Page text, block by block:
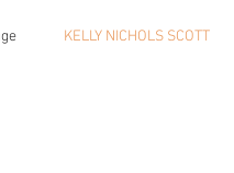
KELLY NICHOLS SCOTT